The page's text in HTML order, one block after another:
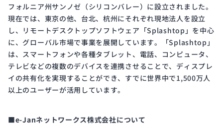
フォルニア州サンノゼ（シリコンバレー）に設立されました。
現在では、東京の他、台北、杭州にそれぞれ現地法人を設立
し、リモートデスクトップソフトウェア「Splashtop」を中心
に、グローバル市場で事業を展開しています。「Splashtop」
は、スマートフォンや各種タブレット、電話、コンピュータ、
テレビなどの複数のデバイスを連携させることで、ディスプレ
イの共有化を実現することができ、すでに世界中で1,500万人
以上のユーザーが活用しています。
■e-Janネットワークス株式会社について